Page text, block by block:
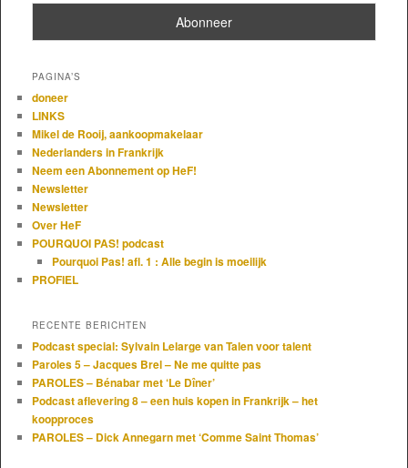
PAGINA’S
doneer
LINKS
Mikel de Rooij, aankoopmakelaar
Nederlanders in Frankrijk
Neem een Abonnement op HeF!
Newsletter
Newsletter
Over HeF
POURQUOI PAS! podcast
Pourquoi Pas! afl. 1 : Alle begin is moeilijk
PROFIEL
RECENTE BERICHTEN
Podcast special: Sylvain Lelarge van Talen voor talent
Paroles 5 – Jacques Brel – Ne me quitte pas
PAROLES – Bénabar met ‘Le Dîner’
Podcast aflevering 8 – een huis kopen in Frankrijk – het
koopproces
PAROLES – Dick Annegarn met ‘Comme Saint Thomas’